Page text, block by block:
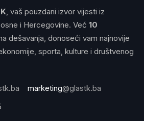
, vaš pouzdani izvor vijesti iz
i Hercegovine. Već 10
dešavanja, donoseći vam najnovije
sporta, kulture i društvenog
marketing@glastk.ba